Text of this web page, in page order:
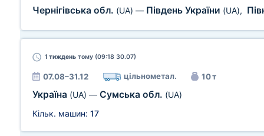
Чернігівська обл. (UA) — Південь України (UA),
1 тиждень тому (09:18 30.07)
07.08–31.12 цільнометал. 10 т
Україна (UA) — Сумська обл. (UA)
Кільк. машин: 17